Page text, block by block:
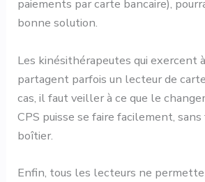
paiements par carte bancaire),
bonne solution.
Les kinésithérapeutes qui exercent
partagent parfois un lecteur de
cas, il faut veiller à ce que le
CPS puisse se faire facilement,
boîtier.
Enfin, tous les lecteurs ne